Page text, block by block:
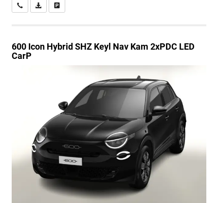
Wir rufen Sie anPDF-Datei, Fahrzeugexposé drucken
600 Icon Hybrid SHZ Keyl Nav Kam 2xPDC LED
CarP